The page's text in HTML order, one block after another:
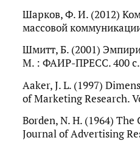
Шарков, Ф. И. (2012)
массовой
Шмитт, Б. (2001)
М. : ФАИР-ПРЕСС. 400 с.
Aaker, J. L. (1997)
of Marketing Research.
Borden, N. H. (1964)
Journal of Advertising